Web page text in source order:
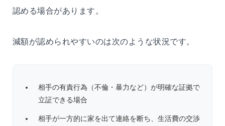
認める場合があります。
減額が認められやすいのは次のような状況です。
相手の有責行為（不倫・暴力など）が明確な証拠で
立証できる場合
相手が一方的に家を出て連絡を断ち、生活費の交渉